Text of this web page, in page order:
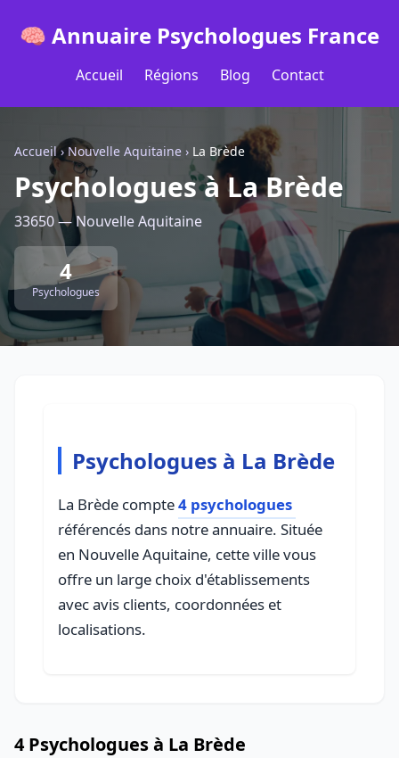
🧠 Annuaire Psychologues France
Accueil Régions Blog Contact
Accueil› Nouvelle Aquitaine › La Brède
Psychologues à La Brède
33650 — Nouvelle Aquitaine
4
Psychologues
Psychologues à La Brède
La Brède compte4 psychologues
référencés dans notre annuaire. Située
en Nouvelle Aquitaine, cette ville vous
offre un large choix d'établissements
avec avis clients, coordonnées et
localisations.
4 Psychologues à La Brède